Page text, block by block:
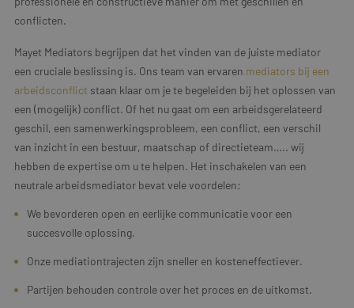
conflicten.
Mayet Mediators begrijpen dat het vinden van de juiste mediator
een cruciale beslissing is. Ons team van ervaren mediators bij een
arbeidsconflict staan klaar om je te begeleiden bij het oplossen van
een (mogelijk) conflict. Of het nu gaat om een arbeidsgerelateerd
geschil, een samenwerkingsprobleem, een conflict, een verschil
van inzicht in een bestuur, maatschap of directieteam….. wij
hebben de expertise om u te helpen. Het inschakelen van een
neutrale arbeidsmediator bevat vele voordelen:
We bevorderen open en eerlijke communicatie voor een
succesvolle oplossing.
Onze mediationtrajecten zijn sneller en kosteneffectiever.
Partijen behouden controle over het proces en de uitkomst.